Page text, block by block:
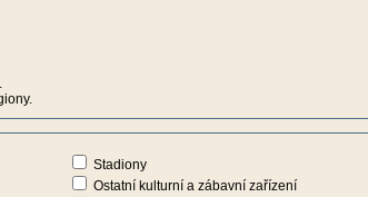
Stadiony
Ostatní kulturní a zábavní zařízení